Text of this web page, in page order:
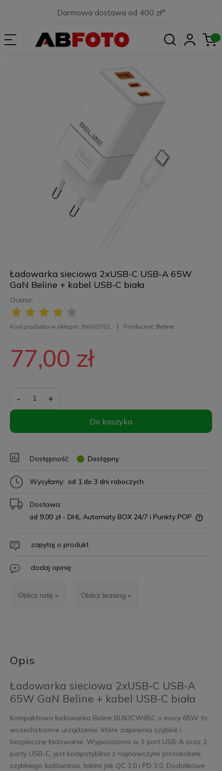
Darmowa dostawa od 400 zł*
Ładowarka sieciowa 2xUSB-C USB-A 65W
GaN Beline + kabel USB-C biała
Ocena:
Kod produktu w sklepie: Beli02751 Producent: Beline
77,00 zł
- +
Do koszyka
Dostępność: Dostępny
Wysyłamy: od 1 do 3 dni roboczych
Dostawa:
od 9,00 zł - DHL Automaty BOX 24/7 i Punkty POP
zapytaj o produkt
dodaj opinię
Oblicz ratę » Oblicz leasing »
Opis
Ładowarka sieciowa 2xUSB-C USB-A
65W GaN Beline + kabel USB-C biała
Kompaktowa ładowarka Beline BLN3CW65C o mocy 65W to
wszechstronne urządzenie, które zapewnia szybkie i
bezpieczne ładowanie. Wyposażona w 1 port USB-A oraz 2
porty USB-C, jest kompatybilna z najnowszymi protokołami
szybkiego ładowania, takimi jak QC 3.0 i PD 3.0. Dodatkowe